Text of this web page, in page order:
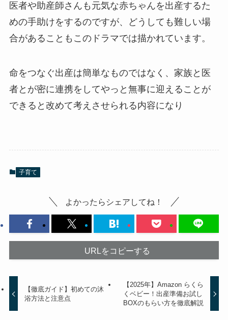
医者や助産師さんも元気な赤ちゃんを出産するた
めの手助けをするのですが、どうしても難しい場
合があることもこのドラマでは描かれています。
命をつなぐ出産は簡単なものではなく、家族と医
者とが密に連携をしてやっと無事に迎えることが
できると改めて考えさせられる内容になり
子育て
よかったらシェアしてね！
URLをコピーする
【徹底ガイド】初めての沐
浴方法と注意点
【2025年】Amazon らくら
くベビー！出産準備お試し
BOXのもらい方を徹底解説